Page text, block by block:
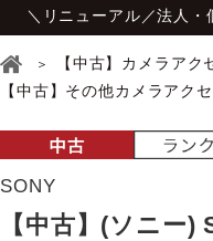
＼リニューアル／法人・
【中古】カメラアク
【中古】その他カメラアク
SONY
【中古】(ソニー